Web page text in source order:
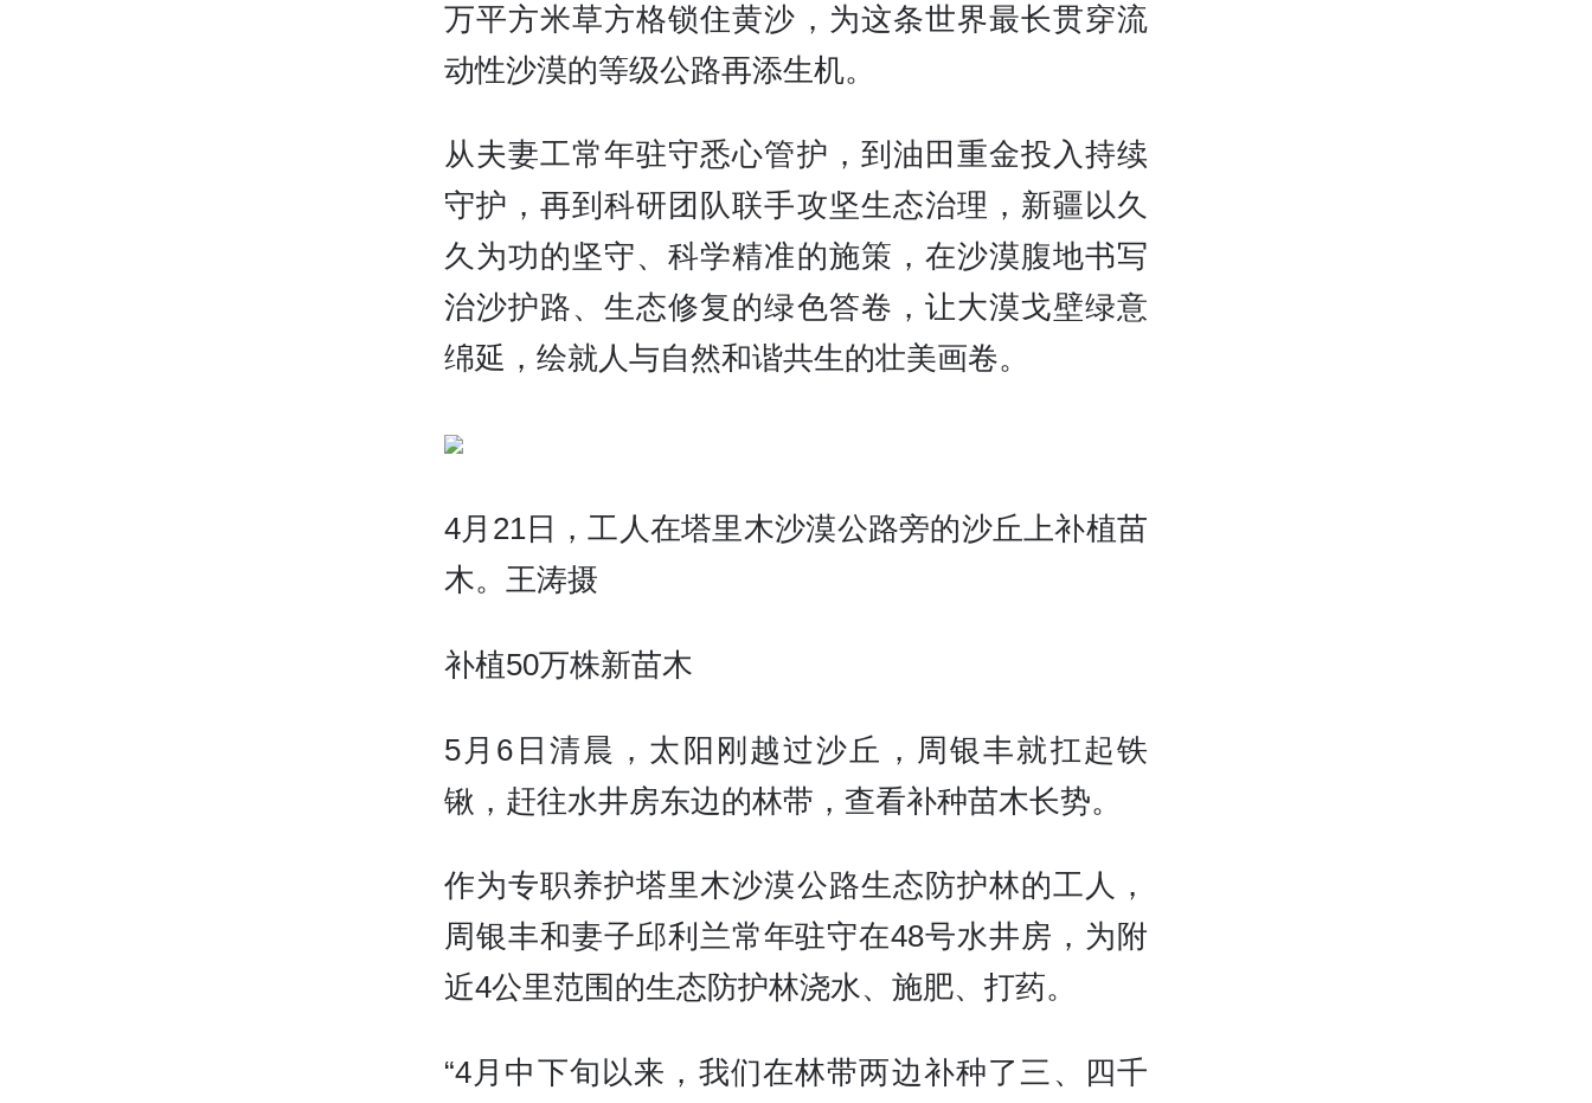
万平方米草方格锁住黄沙，为这条世界最长贯穿流
动性沙漠的等级公路再添生机。
从夫妻工常年驻守悉心管护，到油田重金投入持续
守护，再到科研团队联手攻坚生态治理，新疆以久
久为功的坚守、科学精准的施策，在沙漠腹地书写
治沙护路、生态修复的绿色答卷，让大漠戈壁绿意
绵延，绘就人与自然和谐共生的壮美画卷。
4月21日，工人在塔里木沙漠公路旁的沙丘上补植苗
木。王涛摄
补植50万株新苗木
5月6日清晨，太阳刚越过沙丘，周银丰就扛起铁
锹，赶往水井房东边的林带，查看补种苗木长势。
作为专职养护塔里木沙漠公路生态防护林的工人，
周银丰和妻子邱利兰常年驻守在48号水井房，为附
近4公里范围的生态防护林浇水、施肥、打药。
“4月中下旬以来，我们在林带两边补种了三、四千